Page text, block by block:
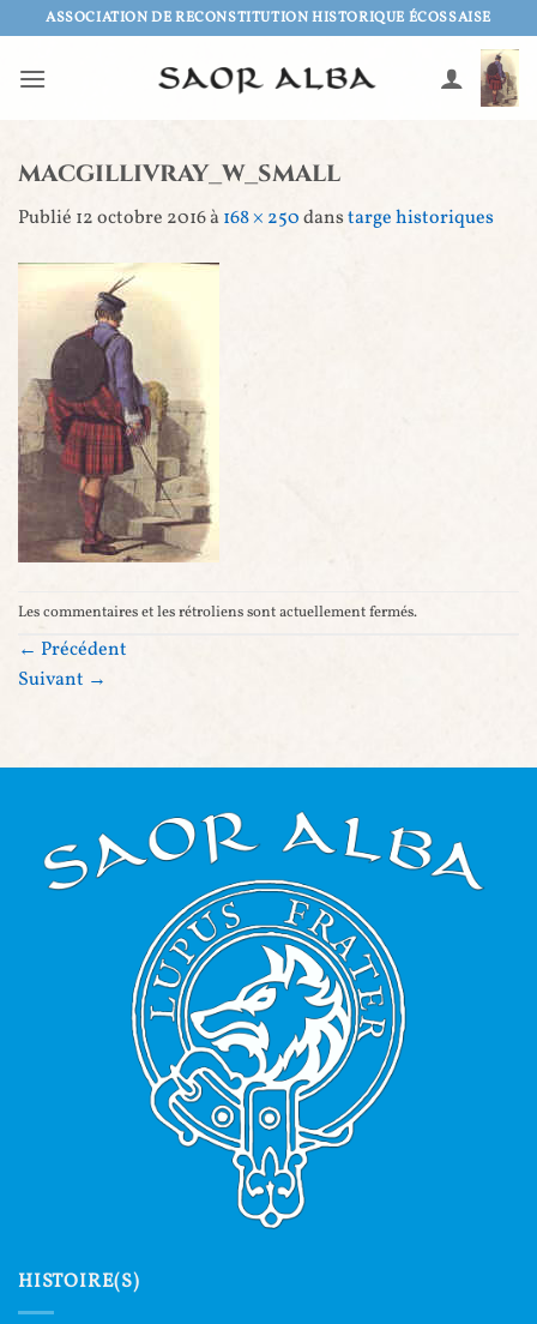
Passer
au
contenu
ASSOCIATION DE RECONSTITUTION HISTORIQUE ÉCOSSAISE
macgillivray_w_small
Publié 12 octobre 2016à168 × 250danstarge historiques
Les commentaires et les rétroliens sont actuellement fermés.
← Précédent
Suivant →
HISTOIRE(S)